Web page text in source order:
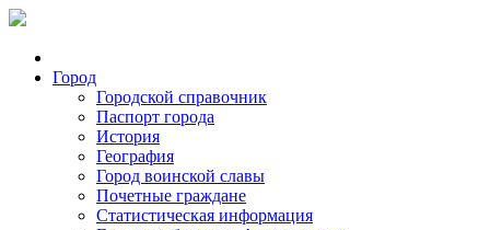
Город
Городской справочник
Паспорт города
История
География
Город воинской славы
Почетные граждане
Статистическая информация